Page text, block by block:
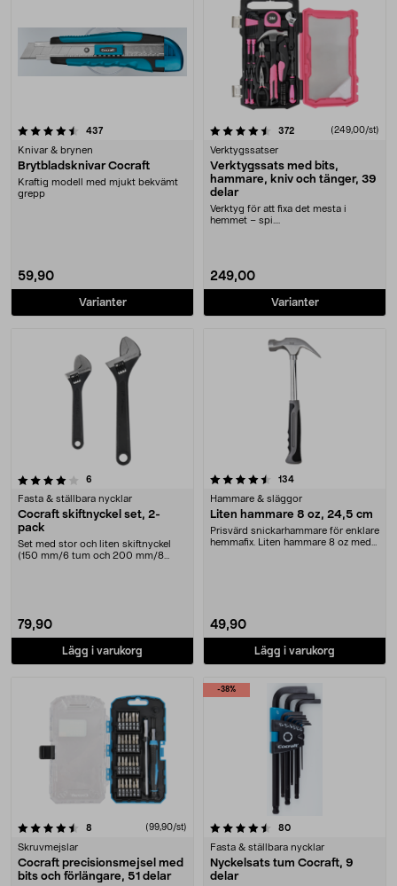
437recensioner
Knivar & brynen
Brytbladsknivar Cocraft
Kraftig modell med mjukt bekvämt
grepp
59,90
Varianter
4.5 av 5 stjärnor 372recensioner(249,00/st)
Verktygssatser
Verktygssats med bits,
hammare, kniv och tänger, 39
delar
Verktyg för att fixa det mesta i
hemmet – spi....
249,00
Varianter
6
Fasta & ställbara nycklar
Cocraft skiftnyckel set, 2-
pack
Set med stor och liten skiftnyckel
(150 mm/6 tum och 200 mm/8
79,90
Lägg i varukorg
4.5 av 5 stjärnor 134recensioner
Hammare & släggor
Liten hammare 8 oz, 24,5 cm
Prisvärd snickarhammare för enklare
hemmafix. Liten hammare 8 oz med
49,90
Lägg i varukorg
8 (99,90/st)
Skruvmejslar
Cocraft precisionsmejsel med
bits och förlängare, 51 delar
-38%
4.5 av 5 stjärnor 80recensioner
Fasta & ställbara nycklar
Nyckelsats tum Cocraft, 9
delar